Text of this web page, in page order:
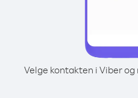
Velge kontakten i Viber